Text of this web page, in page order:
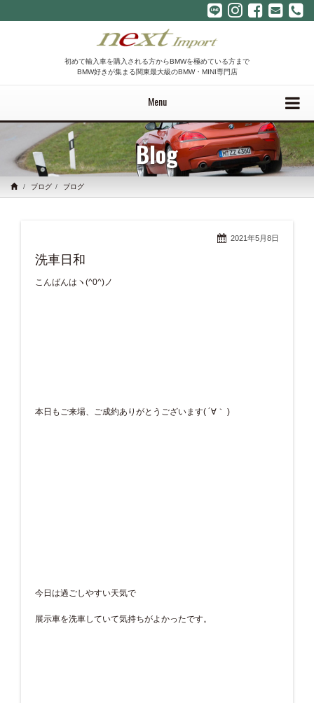
初めて輸入車を購入される方からBMWを極めている方まで
BMW好きが集まる関東最大級のBMW・MINI専門店
Menu
Blog
ブログ ブログ
2021年5月8日
洗車日和
こんばんはヽ(^0^)ノ
本日もご来場、ご成約ありがとうございます( ´∀｀ )
今日は過ごしやすい天気で
展示車を洗車していて気持ちがよかったです。